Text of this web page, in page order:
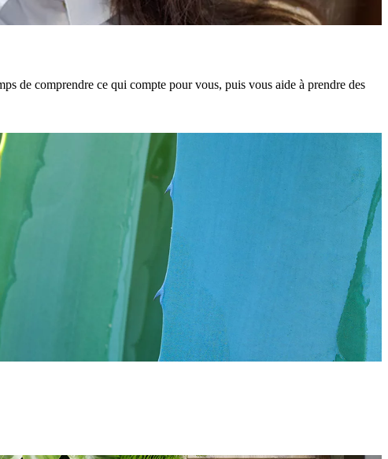
de comprendre ce qui compte pour vous, puis vous aide à prendre des